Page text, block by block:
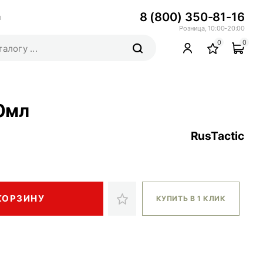
0 0
8 (800) 350-81-16
Розница, 10:00-20:00
RusTactic
КУПИТЬ В 1 КЛИК